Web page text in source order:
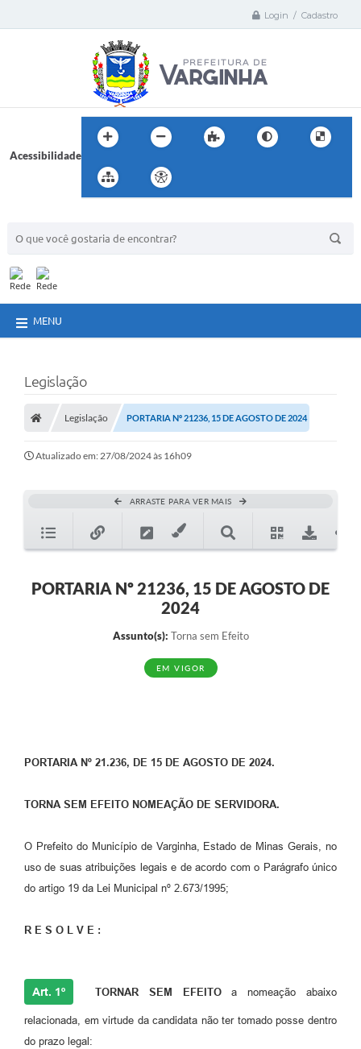
Login / Cadastro
Acessibilidade
MENU
Legislação
Legislação PORTARIA Nº 21236, 15 DE AGOSTO DE 2024
Atualizado em: 27/08/2024 às 16h09
ARRASTE PARA VER MAIS
PORTARIA Nº 21236, 15 DE AGOSTO DE
2024
Assunto(s): Torna sem Efeito
EM VIGOR
PORTARIA Nº 21.236, DE 15 DE AGOSTO DE 2024.
TORNA SEM EFEITO NOMEAÇÃO DE SERVIDORA.
O Prefeito do Município de Varginha, Estado de Minas Gerais, no
uso de suas atribuições legais e de acordo com o Parágrafo único
do artigo 19 da Lei Municipal nº 2.673/1995;
R E S O L V E :
Art. 1º TORNAR SEM EFEITOa nomeação abaixo
relacionada, em virtude da candidata não ter tomado posse dentro
do prazo legal: